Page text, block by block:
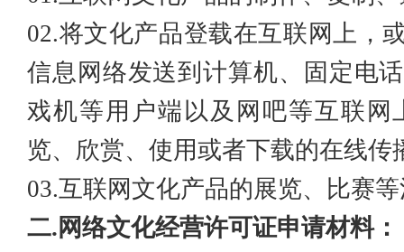
02.将文化产品登载在互联网上，
信息网络发送到计算机、
固定电话
戏机等用户端以及网吧等互联
览、欣赏、使用或者下载的在线传
03.互联网文化产品的展览、比赛
二.网络文化经营许可证申请材料：